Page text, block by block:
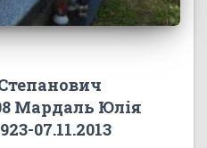
Мардаль Юлія
07.11.2013